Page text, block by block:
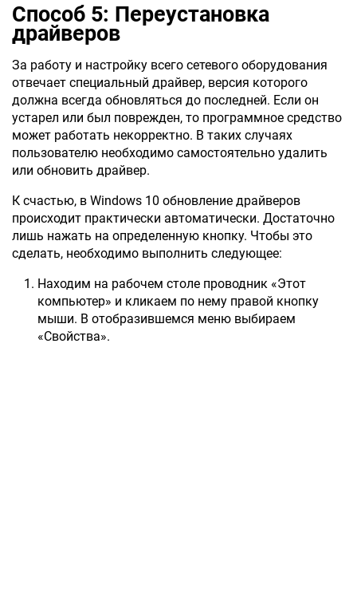
Способ 5: Переустановка
драйверов
За работу и настройку всего сетевого оборудования
отвечает специальный драйвер, версия которого
должна всегда обновляться до последней. Если он
устарел или был поврежден, то программное средство
может работать некорректно. В таких случаях
пользователю необходимо самостоятельно удалить
или обновить драйвер.
К счастью, в Windows 10 обновление драйверов
происходит практически автоматически. Достаточно
лишь нажать на определенную кнопку. Чтобы это
сделать, необходимо выполнить следующее:
Находим на рабочем столе проводник «Этот
компьютер» и кликаем по нему правой кнопку
мыши. В отобразившемся меню выбираем
«Свойства».